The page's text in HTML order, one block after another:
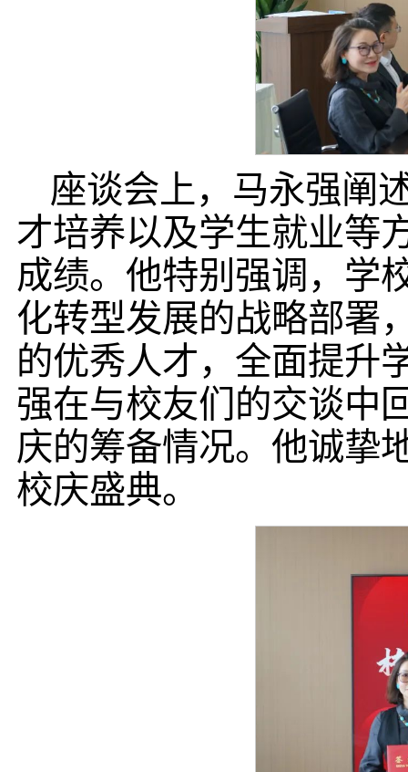
座谈会上，马永强阐
才培养以及学生就业等
成绩。他特别强调，学
化转型发展的战略部署
的优秀人才，全面提升
强在与校友们的交谈中
庆的筹备情况。他诚挚
校庆盛典。